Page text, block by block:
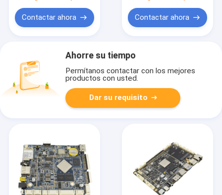
Contactar ahora Contactar ahora
Ahorre su tiempo
Permítanos contactar con los mejores
productos con usted.
Dar su requisito